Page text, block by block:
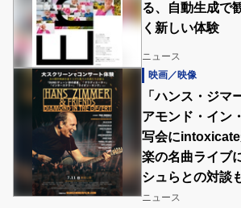
る、自動生成で
く新しい体験
ニュース
映画／映像
「ハンス・ジマ
アモンド・イン
写会に
楽の名曲ライブ
シュらとの対談
ニュース